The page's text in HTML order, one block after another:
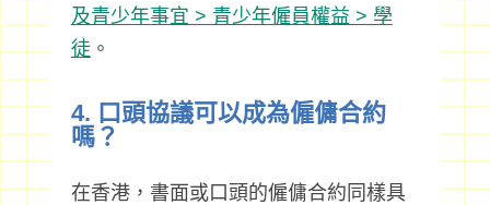
及青少年事宜 > 青少年僱員權益 > 學
徒。
4. 口頭協議可以成為僱傭合約
嗎？
在香港，書面或口頭的僱傭合約同樣具